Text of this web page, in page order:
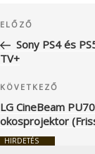
navigáció
Korábbi
bejegyzés
ELŐZŐ
Sony PS4 és
TV+
Következő
bejegyzés
KÖVETKEZŐ
LG CineBeam
okosprojektor
HIRDETÉS